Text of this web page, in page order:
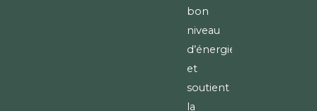
bon
niveau
d’énergie
et
soutient
la